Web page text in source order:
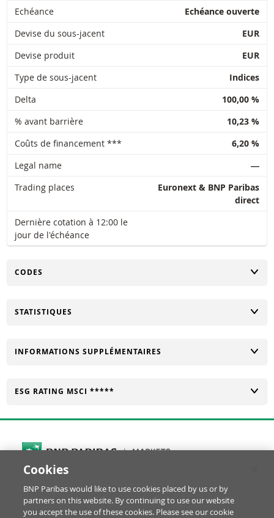
Echéance
Echéance ouverte
Devise du sous-jacent
EUR
Devise produit
EUR
Type de sous-jacent
Indices
Delta
100,00 %
% avant barrière
10,23 %
Coûts de financement ***
6,20 %
Legal name
―
Trading places
Euronext & BNP Paribas
direct
Dernière cotation à 12:00 le
jour de l'échéance
CHANGER
CODES
CHANGER
STATISTIQUES
CHANGER
INFORMATIONS SUPPLÉMENTAIRES
CHANGER
ESG RATING MSCI *****
Cookies Settings
© BNP Paribas Produits de Bourse 2026
RéclamationGlossaire Mentions Légales
Cookies
BNP Paribas would like to use cookies placed by us or by
partners on this website. By continuing to use our website
you accept the use of these cookies. Please see our cookie